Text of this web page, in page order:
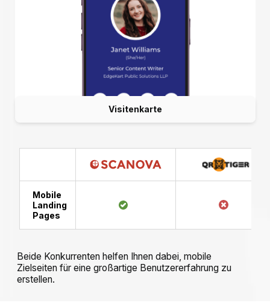
Visitenkarte
Mobile
Landing
Pages
Beide Konkurrenten helfen Ihnen dabei, mobile
Zielseiten für eine großartige Benutzererfahrung zu
erstellen.